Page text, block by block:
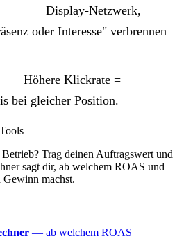
Display-Netzwerk,
oder Interesse" verbrennen
Höhere Klickrate =
bei gleicher Position.
Trag deinen Auftragswert und
sagt dir, ab welchem ROAS und
machst.
— ab welchem ROAS